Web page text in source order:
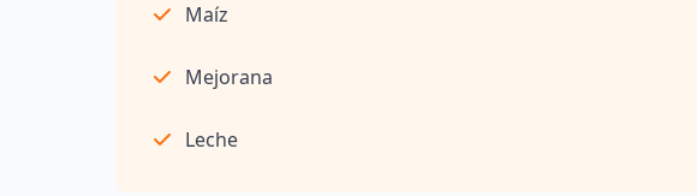
Maíz
Mejorana
Leche